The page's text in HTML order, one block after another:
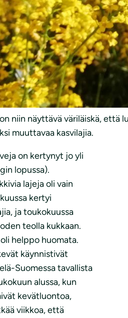
niin näyttävä väriläiskä,
muuttavaa kasvilajia.
on kertynyt jo yli
lopussa).
lajeja oli vain
kertyi
ja toukokuussa
teolla kukkaan.
helppo huomata.
käynnistivät
Suomessa tavallista
alussa, kun
kevätluontoa,
viikkoa, että